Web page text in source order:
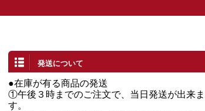
発送について
●在庫が有る商品の発送
①午後３時までのご注文で、当日発送が出来ま
す。